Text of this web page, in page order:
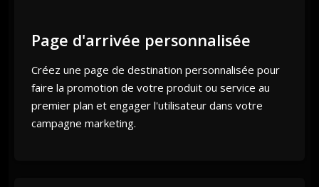
Page d'arrivée personnalisée
Créez une page de destination personnalisée pour
faire la promotion de votre produit ou service au
premier plan et engager l'utilisateur dans votre
campagne marketing.